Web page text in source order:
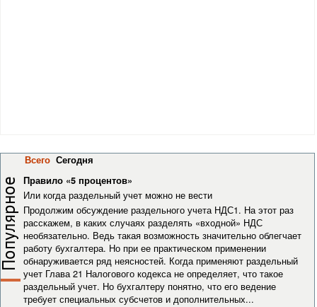
Всего (активная вкладка)
Сегодня
Правило «5 процентов»
Или когда раздельный учет можно не вести
Продолжим обсуждение раздельного учета НДС1. На этот раз
расскажем, в каких случаях разделять «входной» НДС
необязательно. Ведь такая возможность значительно облегчает
работу бухгалтера. Но при ее практическом применении
обнаруживается ряд неясностей. Когда применяют раздельный
учет Глава 21 Налогового кодекса не определяет, что такое
раздельный учет. Но бухгалтеру понятно, что его ведение
требует специальных субсчетов и дополнительных...